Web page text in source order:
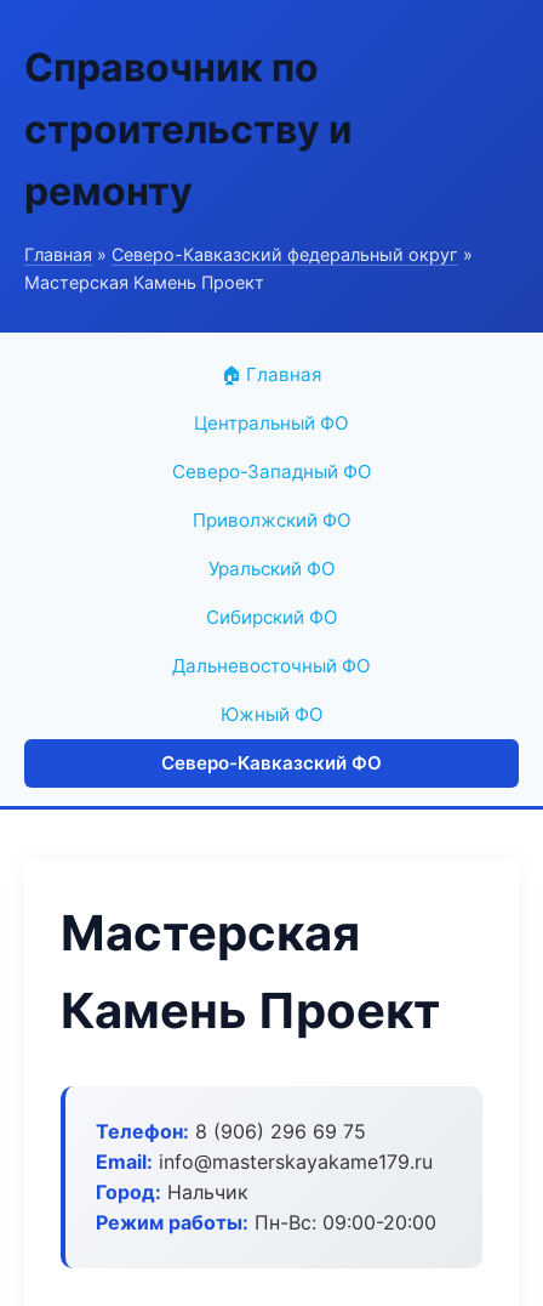
Справочник по
строительству и
ремонту
Главная » Северо-Кавказский федеральный округ »
Мастерская Камень Проект
🏠 Главная
Центральный ФО
Северо-Западный ФО
Приволжский ФО
Уральский ФО
Сибирский ФО
Дальневосточный ФО
Южный ФО
Северо-Кавказский ФО
Мастерская
Камень Проект
Телефон: 8 (906) 296 69 75
Email: info@masterskayakame179.ru
Город: Нальчик
Режим работы: Пн-Вс: 09:00-20:00